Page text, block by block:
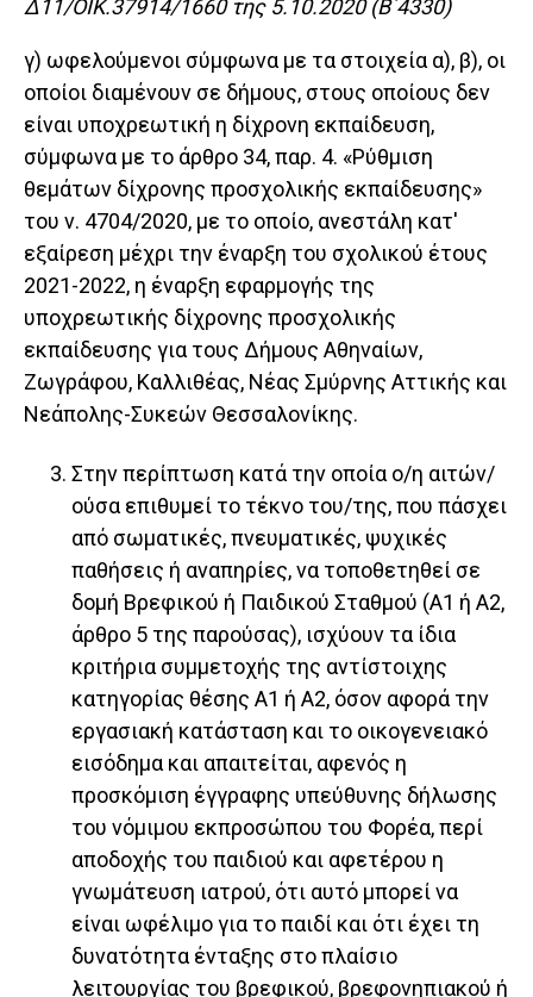
Δ11/ΟΙΚ.37914/1660 της 5.10.2020 (Β΄4330)
γ) ωφελούμενοι σύμφωνα με τα στοιχεία α), β), οι
οποίοι διαμένουν σε δήμους, στους οποίους δεν
είναι υποχρεωτική η δίχρονη εκπαίδευση,
σύμφωνα με το άρθρο 34, παρ. 4. «Ρύθμιση
θεμάτων δίχρονης προσχολικής εκπαίδευσης»
του ν. 4704/2020, με το οποίο, ανεστάλη κατ'
εξαίρεση μέχρι την έναρξη του σχολικού έτους
2021-2022, η έναρξη εφαρμογής της
υποχρεωτικής δίχρονης προσχολικής
εκπαίδευσης για τους Δήμους Αθηναίων,
Ζωγράφου, Καλλιθέας, Νέας Σμύρνης Αττικής και
Νεάπολης-Συκεών Θεσσαλονίκης.
Στην περίπτωση κατά την οποία ο/η αιτών/
ούσα επιθυμεί το τέκνο του/της, που πάσχει
από σωματικές, πνευματικές, ψυχικές
παθήσεις ή αναπηρίες, να τοποθετηθεί σε
δομή Βρεφικού ή Παιδικού Σταθμού (Α1 ή Α2,
άρθρο 5 της παρούσας), ισχύουν τα ίδια
κριτήρια συμμετοχής της αντίστοιχης
κατηγορίας θέσης Α1 ή Α2, όσον αφορά την
εργασιακή κατάσταση και το οικογενειακό
εισόδημα και απαιτείται, αφενός η
προσκόμιση έγγραφης υπεύθυνης δήλωσης
του νόμιμου εκπροσώπου του Φορέα, περί
αποδοχής του παιδιού και αφετέρου η
γνωμάτευση ιατρού, ότι αυτό μπορεί να
είναι ωφέλιμο για το παιδί και ότι έχει τη
δυνατότητα ένταξης στο πλαίσιο
λειτουργίας του βρεφικού, βρεφονηπιακού ή